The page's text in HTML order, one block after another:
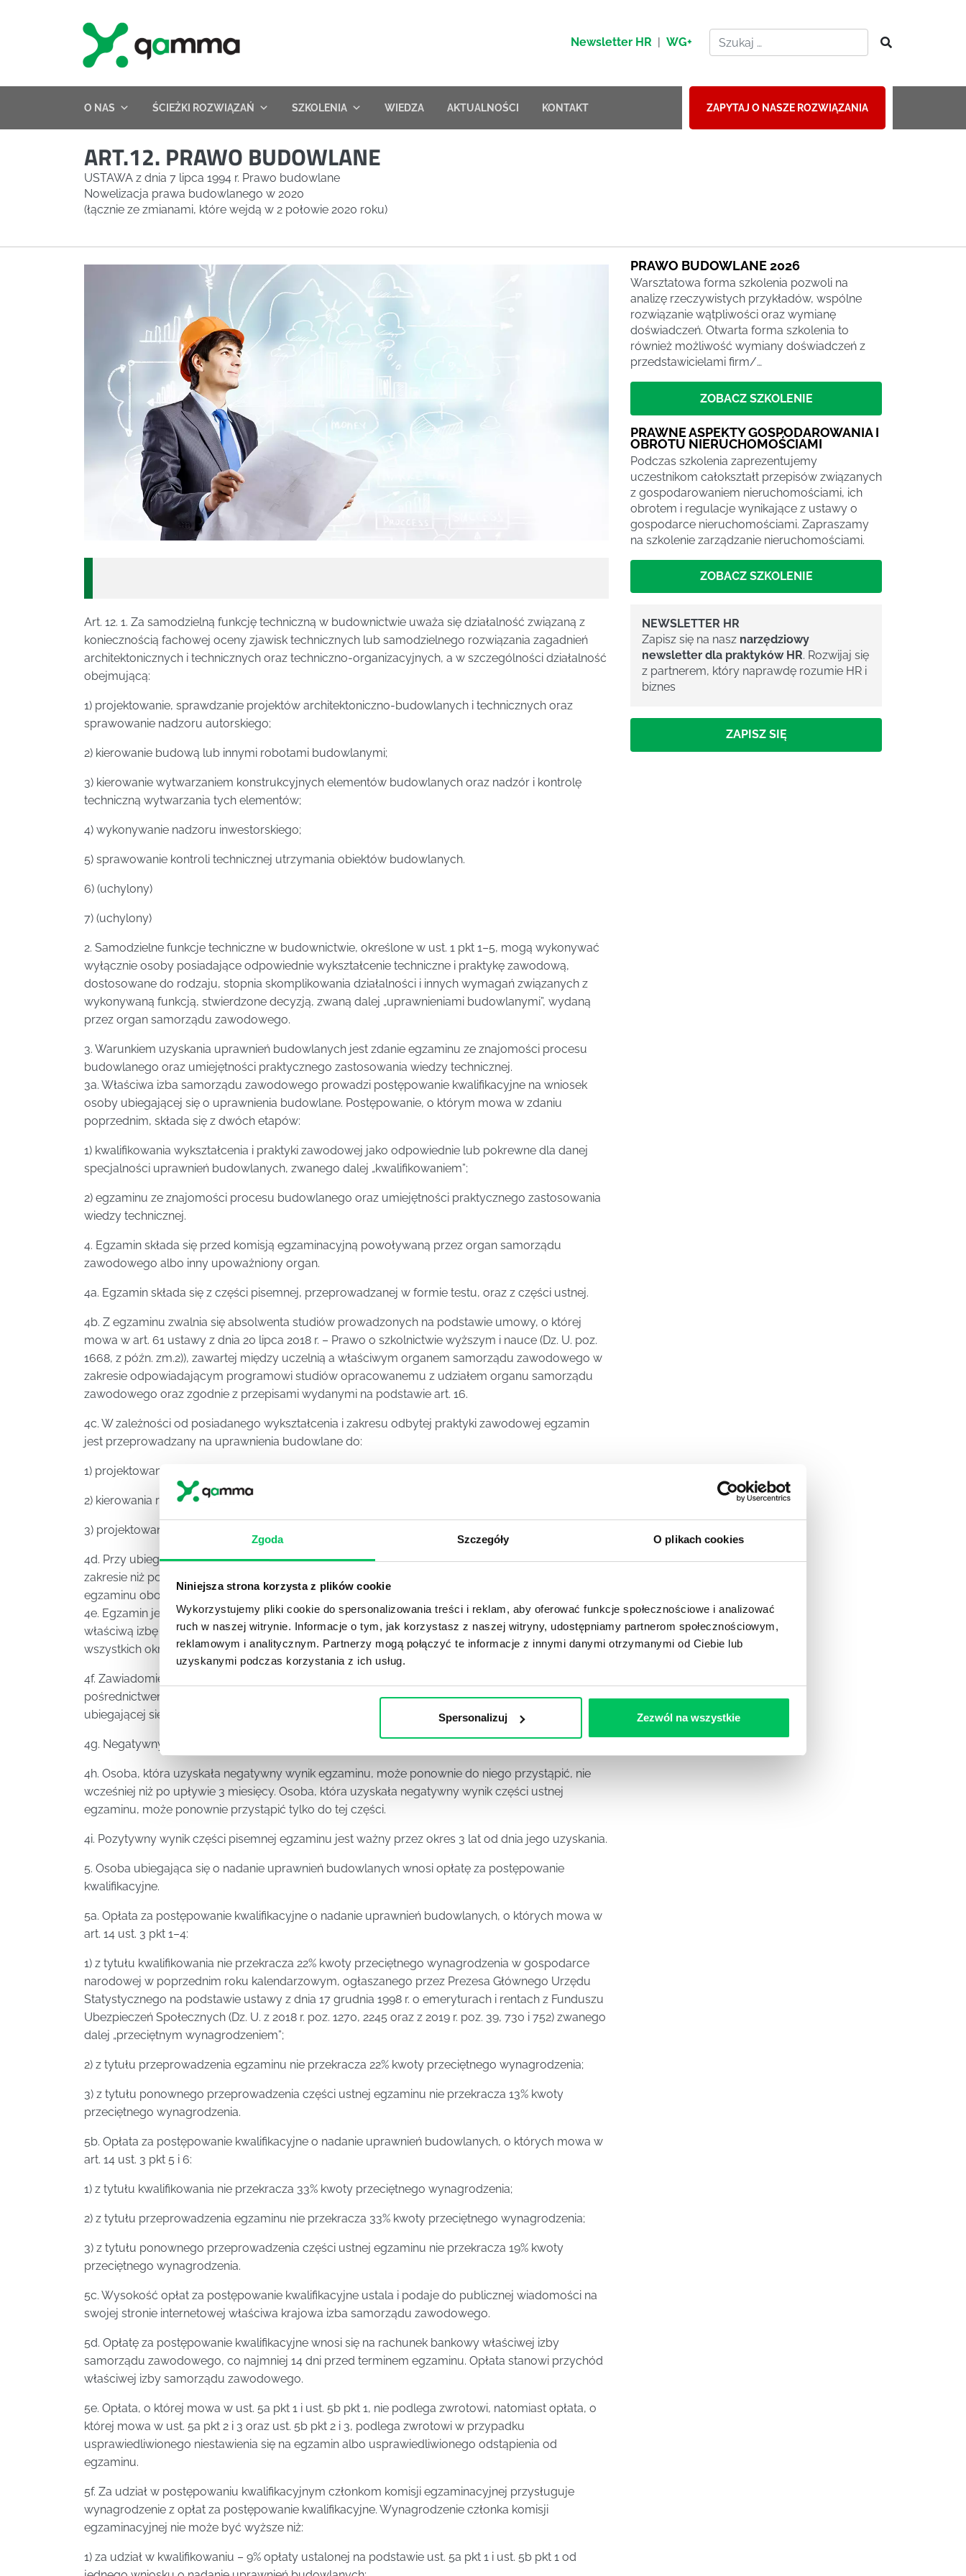
Zgoda Szczegóły O plikach cookies
Niniejsza strona korzysta z plików cookie
Wykorzystujemy pliki cookie do spersonalizowania treści i reklam, aby oferować funkcje społecznościowe i analizować
ruch w naszej witrynie. Informacje o tym, jak korzystasz z naszej witryny, udostępniamy partnerom społecznościowym,
reklamowym i analitycznym. Partnerzy mogą połączyć te informacje z innymi danymi otrzymanymi od Ciebie lub
uzyskanymi podczas korzystania z ich usług.
Spersonalizuj Zezwól na wszystkie
Newsletter HR | WG+
O NAS ŚCIEŻKI ROZWIĄZAŃ SZKOLENIA WIEDZA AKTUALNOŚCI KONTAKT ZAPYTAJ O NASZE ROZWIĄZANIA
ART.12. PRAWO BUDOWLANE
USTAWA z dnia 7 lipca 1994 r. Prawo budowlane
Nowelizacja prawa budowlanego w 2020
(łącznie ze zmianami, które wejdą w 2 połowie 2020 roku)
Art. 12. 1. Za samodzielną funkcję techniczną w budownictwie uważa się działalność związaną z
koniecznością fachowej oceny zjawisk technicznych lub samodzielnego rozwiązania zagadnień
architektonicznych i technicznych oraz techniczno-organizacyjnych, a w szczególności działalność
obejmującą:
1) projektowanie, sprawdzanie projektów architektoniczno-budowlanych i technicznych oraz
sprawowanie nadzoru autorskiego;
2) kierowanie budową lub innymi robotami budowlanymi;
3) kierowanie wytwarzaniem konstrukcyjnych elementów budowlanych oraz nadzór i kontrolę
techniczną wytwarzania tych elementów;
4) wykonywanie nadzoru inwestorskiego;
5) sprawowanie kontroli technicznej utrzymania obiektów budowlanych.
6) (uchylony)
7) (uchylony)
2. Samodzielne funkcje techniczne w budownictwie, określone w ust. 1 pkt 1–5, mogą wykonywać
wyłącznie osoby posiadające odpowiednie wykształcenie techniczne i praktykę zawodową,
dostosowane do rodzaju, stopnia skomplikowania działalności i innych wymagań związanych z
wykonywaną funkcją, stwierdzone decyzją, zwaną dalej „uprawnieniami budowlanymi”, wydaną
przez organ samorządu zawodowego.
3. Warunkiem uzyskania uprawnień budowlanych jest zdanie egzaminu ze znajomości procesu
budowlanego oraz umiejętności praktycznego zastosowania wiedzy technicznej.
3a. Właściwa izba samorządu zawodowego prowadzi postępowanie kwalifikacyjne na wniosek
osoby ubiegającej się o uprawnienia budowlane. Postępowanie, o którym mowa w zdaniu
poprzednim, składa się z dwóch etapów:
1) kwalifikowania wykształcenia i praktyki zawodowej jako odpowiednie lub pokrewne dla danej
specjalności uprawnień budowlanych, zwanego dalej „kwalifikowaniem”;
2) egzaminu ze znajomości procesu budowlanego oraz umiejętności praktycznego zastosowania
wiedzy technicznej.
4. Egzamin składa się przed komisją egzaminacyjną powoływaną przez organ samorządu
zawodowego albo inny upoważniony organ.
4a. Egzamin składa się z części pisemnej, przeprowadzanej w formie testu, oraz z części ustnej.
4b. Z egzaminu zwalnia się absolwenta studiów prowadzonych na podstawie umowy, o której
mowa w art. 61 ustawy z dnia 20 lipca 2018 r. – Prawo o szkolnictwie wyższym i nauce (Dz. U. poz.
1668, z późn. zm.2)), zawartej między uczelnią a właściwym organem samorządu zawodowego w
zakresie odpowiadającym programowi studiów opracowanemu z udziałem organu samorządu
zawodowego oraz zgodnie z przepisami wydanymi na podstawie art. 16.
4c. W zależności od posiadanego wykształcenia i zakresu odbytej praktyki zawodowej egzamin
jest przeprowadzany na uprawnienia budowlane do:
1) projektowania w danej specjalności;
2) kierowania robotami budowlanymi w danej specjalności;
3) projektowania i kierowania robotami budowlanymi w danej specjalności.
4d. Przy ubieganiu się o nadanie uprawnień budowlanych w innej specjalności lub w innym
zakresie niż posiadane egzamin jest ograniczony wyłącznie do zagadnień nieobjętych zakresem
egzaminu obowiązującym przy ubieganiu się o już posiadane uprawnienia budowlane.
4e. Egzamin jest przeprowadzany co najmniej dwa razy w roku, w terminach ustalanych przez
właściwą izbę samorządu zawodowego, przy czym część pisemna egzaminu odbywa się we
wszystkich okręgowych izbach właściwej izby, w tym samym dniu i o tej samej godzinie.
4f. Zawiadomienie o terminie egzaminu właściwa izba samorządu zawodowego doręcza, za
pośrednictwem operatora pocztowego przesyłką poleconą za potwierdzeniem odbioru, osobie
ubiegającej się o nadanie uprawnień budowlanych, co najmniej miesiąc przed tym terminem.
4g. Negatywny wynik części pisemnej egzaminu powoduje niedopuszczenie do części ustnej.
4h. Osoba, która uzyskała negatywny wynik egzaminu, może ponownie do niego przystąpić, nie
wcześniej niż po upływie 3 miesięcy. Osoba, która uzyskała negatywny wynik części ustnej
egzaminu, może ponownie przystąpić tylko do tej części.
4i. Pozytywny wynik części pisemnej egzaminu jest ważny przez okres 3 lat od dnia jego uzyskania.
5. Osoba ubiegająca się o nadanie uprawnień budowlanych wnosi opłatę za postępowanie
kwalifikacyjne.
5a. Opłata za postępowanie kwalifikacyjne o nadanie uprawnień budowlanych, o których mowa w
art. 14 ust. 3 pkt 1–4:
1) z tytułu kwalifikowania nie przekracza 22% kwoty przeciętnego wynagrodzenia w gospodarce
narodowej w poprzednim roku kalendarzowym, ogłaszanego przez Prezesa Głównego Urzędu
Statystycznego na podstawie ustawy z dnia 17 grudnia 1998 r. o emeryturach i rentach z Funduszu
Ubezpieczeń Społecznych (Dz. U. z 2018 r. poz. 1270, 2245 oraz z 2019 r. poz. 39, 730 i 752) zwanego
dalej „przeciętnym wynagrodzeniem”;
2) z tytułu przeprowadzenia egzaminu nie przekracza 22% kwoty przeciętnego wynagrodzenia;
3) z tytułu ponownego przeprowadzenia części ustnej egzaminu nie przekracza 13% kwoty
przeciętnego wynagrodzenia.
5b. Opłata za postępowanie kwalifikacyjne o nadanie uprawnień budowlanych, o których mowa w
art. 14 ust. 3 pkt 5 i 6:
1) z tytułu kwalifikowania nie przekracza 33% kwoty przeciętnego wynagrodzenia;
2) z tytułu przeprowadzenia egzaminu nie przekracza 33% kwoty przeciętnego wynagrodzenia;
3) z tytułu ponownego przeprowadzenia części ustnej egzaminu nie przekracza 19% kwoty
przeciętnego wynagrodzenia.
5c. Wysokość opłat za postępowanie kwalifikacyjne ustala i podaje do publicznej wiadomości na
swojej stronie internetowej właściwa krajowa izba samorządu zawodowego.
5d. Opłatę za postępowanie kwalifikacyjne wnosi się na rachunek bankowy właściwej izby
samorządu zawodowego, co najmniej 14 dni przed terminem egzaminu. Opłata stanowi przychód
właściwej izby samorządu zawodowego.
5e. Opłata, o której mowa w ust. 5a pkt 1 i ust. 5b pkt 1, nie podlega zwrotowi, natomiast opłata, o
której mowa w ust. 5a pkt 2 i 3 oraz ust. 5b pkt 2 i 3, podlega zwrotowi w przypadku
usprawiedliwionego niestawienia się na egzamin albo usprawiedliwionego odstąpienia od
egzaminu.
5f. Za udział w postępowaniu kwalifikacyjnym członkom komisji egzaminacyjnej przysługuje
wynagrodzenie z opłat za postępowanie kwalifikacyjne. Wynagrodzenie członka komisji
egzaminacyjnej nie może być wyższe niż:
1) za udział w kwalifikowaniu – 9% opłaty ustalonej na podstawie ust. 5a pkt 1 i ust. 5b pkt 1 od
PRAWO BUDOWLANE 2026
Warsztatowa forma szkolenia pozwoli na
analizę rzeczywistych przykładów, wspólne
rozwiązanie wątpliwości oraz wymianę
doświadczeń. Otwarta forma szkolenia to
również możliwość wymiany doświadczeń z
przedstawicielami firm/…
ZOBACZ SZKOLENIE
PRAWNE ASPEKTY GOSPODAROWANIA I
OBROTU NIERUCHOMOŚCIAMI
Podczas szkolenia zaprezentujemy
uczestnikom całokształt przepisów związanych
z gospodarowaniem nieruchomościami, ich
obrotem i regulacje wynikające z ustawy o
gospodarce nieruchomościami. Zapraszamy
na szkolenie zarządzanie nieruchomościami.
ZOBACZ SZKOLENIE
NEWSLETTER HR
Zapisz się na nasz narzędziowy
newsletter dla praktyków HR. Rozwijaj się
z partnerem, który naprawdę rozumie HR i
biznes
ZAPISZ SIĘ